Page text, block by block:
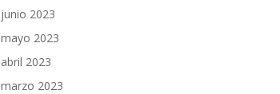
junio 2023
mayo 2023
abril 2023
marzo 2023